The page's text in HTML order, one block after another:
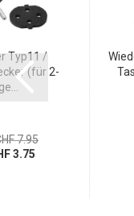
Typ11 /
(für 2-
7.95
3.75